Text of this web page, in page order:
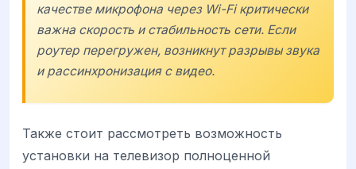
качестве микрофона через Wi-Fi критически
важна скорость и стабильность сети. Если
роутер перегружен, возникнут разрывы звука
и рассинхронизация с видео.
Также стоит рассмотреть возможность
установки на телевизор полноценной